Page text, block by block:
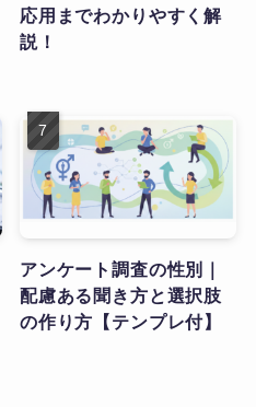
応用までわかりやすく解
説！
アンケート調査の性別｜
配慮ある聞き方と選択肢
の作り方【テンプレ付】